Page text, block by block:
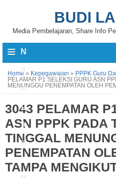
BUDI
Media Pembelajaran, Share Info
≡ N
vi
g
a
si
Home » Kepegawaian » PPPK Guru
PELAMAR P1 SELEKSI GURU ASN
MENUNGGU PENEMPATAN OLEH
3043 PELAMAR
ASN PPPK PADA
TINGGAL
PENEMPATAN
TAMPA